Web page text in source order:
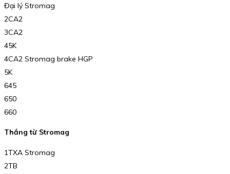
Đại lý Stromag
2CA2
3CA2
45K
4CA2 Stromag brake HGP
5K
645
650
660
Thắng từ Stromag
1TXA Stromag
2TB